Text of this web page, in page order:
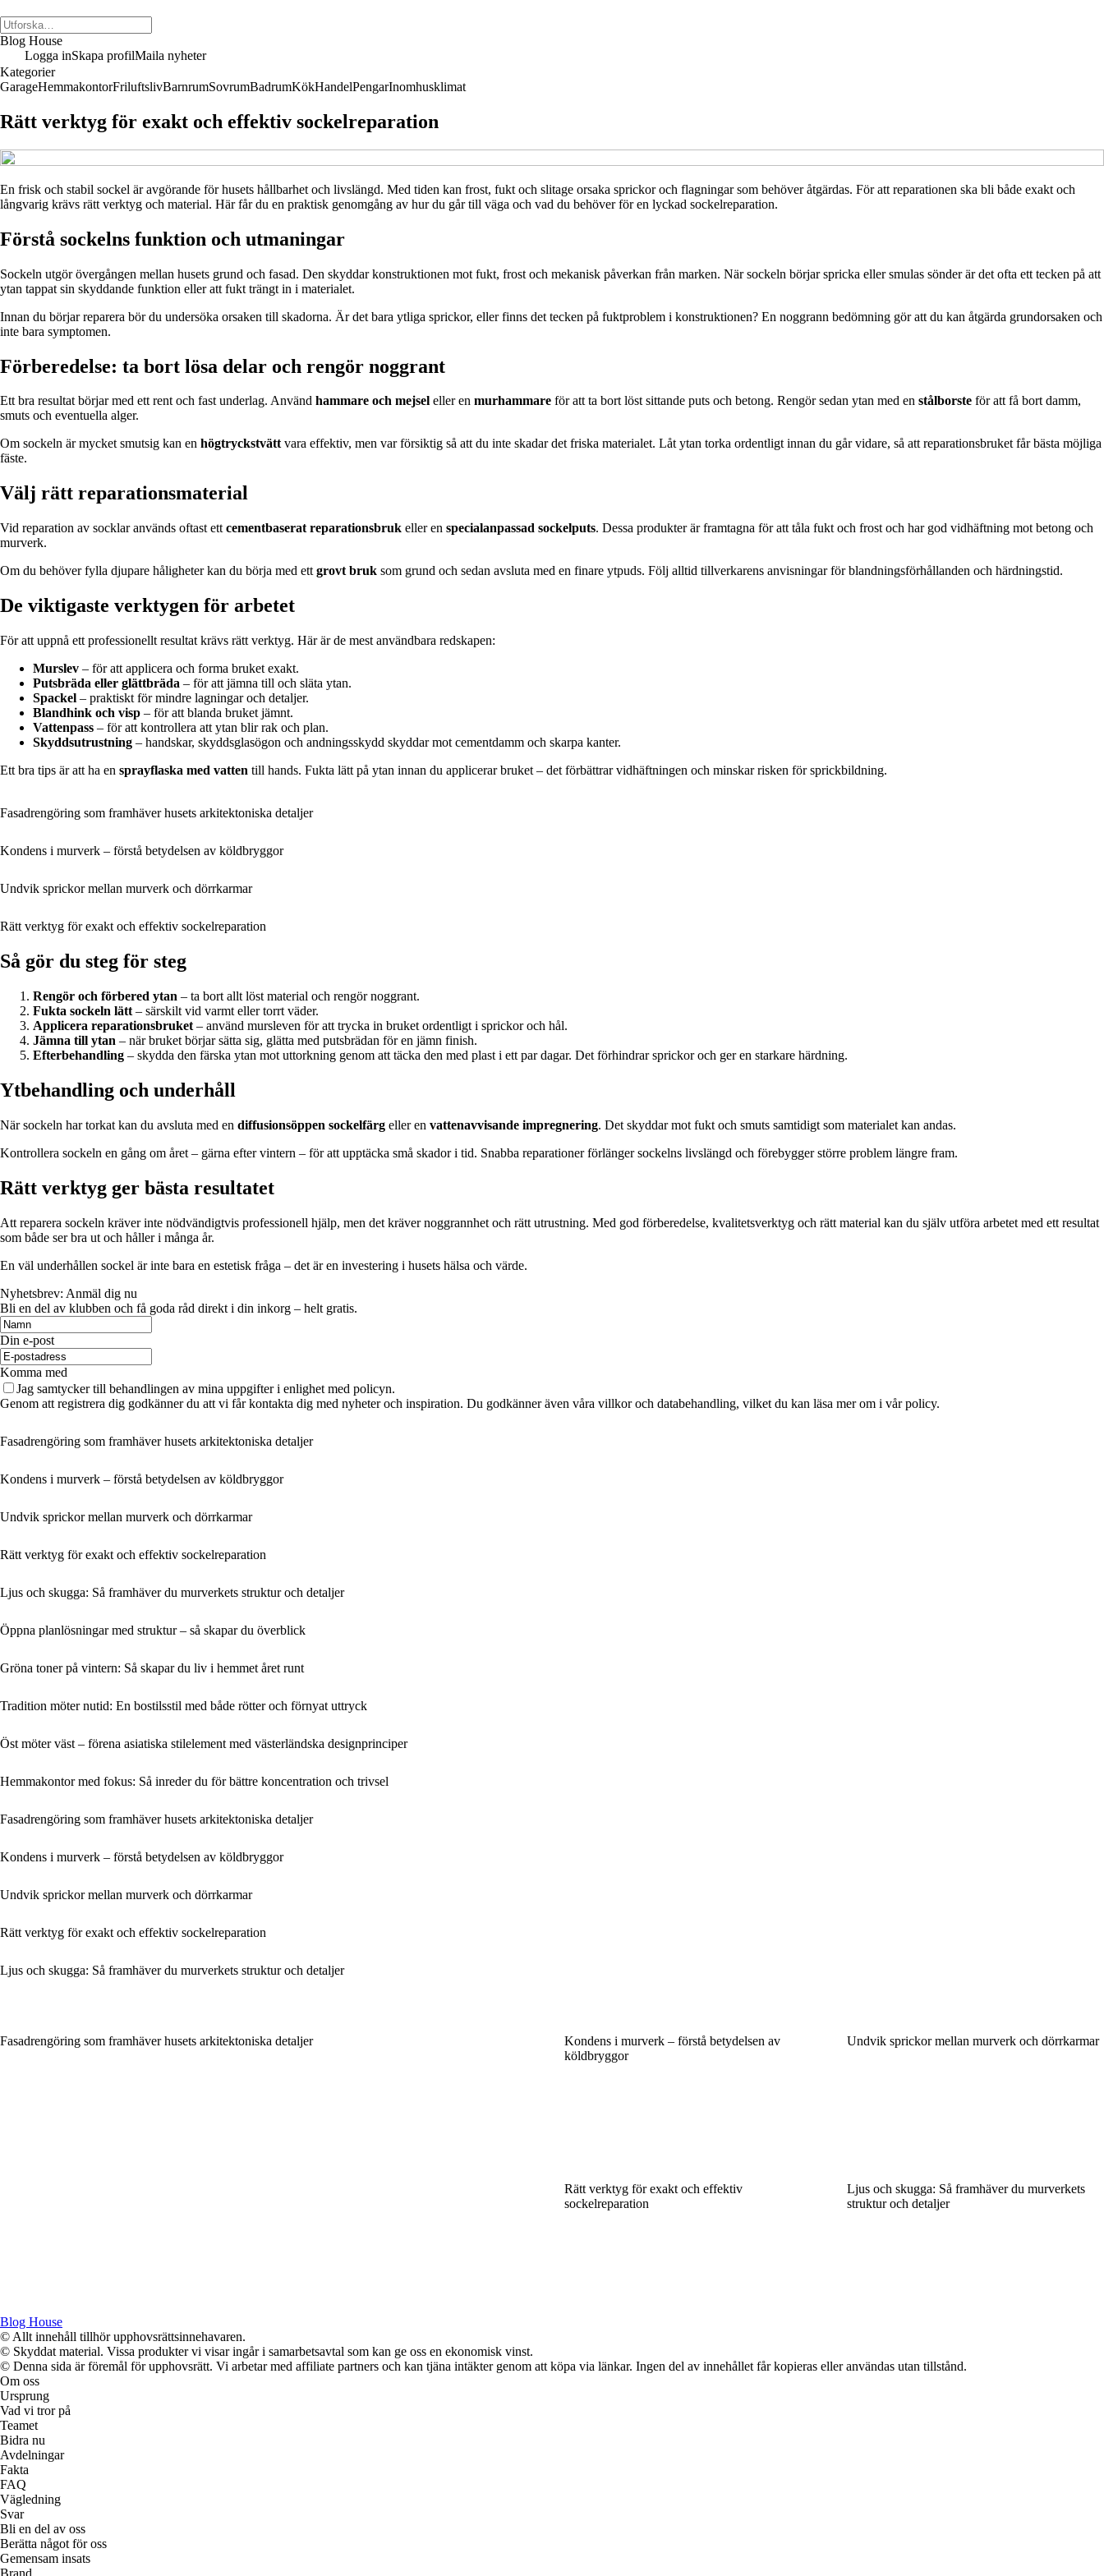
Blog House
Logga inSkapa profilMaila nyheter
Kategorier
GarageHemmakontorFriluftslivBarnrumSovrumBadrumKökHandelPengarInomhusklimat
Rätt verktyg för exakt och effektiv sockelreparation
En frisk och stabil sockel är avgörande för husets hållbarhet och livslängd. Med tiden kan frost, fukt och slitage orsaka sprickor och flagningar som behöver åtgärdas. För att reparationen ska bli både exakt och
långvarig krävs rätt verktyg och material. Här får du en praktisk genomgång av hur du går till väga och vad du behöver för en lyckad sockelreparation.
Förstå sockelns funktion och utmaningar
Sockeln utgör övergången mellan husets grund och fasad. Den skyddar konstruktionen mot fukt, frost och mekanisk påverkan från marken. När sockeln börjar spricka eller smulas sönder är det ofta ett tecken på att
ytan tappat sin skyddande funktion eller att fukt trängt in i materialet.
Innan du börjar reparera bör du undersöka orsaken till skadorna. Är det bara ytliga sprickor, eller finns det tecken på fuktproblem i konstruktionen? En noggrann bedömning gör att du kan åtgärda grundorsaken och
inte bara symptomen.
Förberedelse: ta bort lösa delar och rengör noggrant
Ett bra resultat börjar med ett rent och fast underlag. Använd hammare och mejsel eller en murhammare för att ta bort löst sittande puts och betong. Rengör sedan ytan med en stålborste för att få bort damm,
smuts och eventuella alger.
Om sockeln är mycket smutsig kan en högtryckstvättvara effektiv, men var försiktig så att du inte skadar det friska materialet. Låt ytan torka ordentligt innan du går vidare, så att reparationsbruket får bästa möjliga
fäste.
Välj rätt reparationsmaterial
Vid reparation av socklar används oftast ett cementbaserat reparationsbruk eller en specialanpassad sockelputs. Dessa produkter är framtagna för att tåla fukt och frost och har god vidhäftning mot betong och
murverk.
Om du behöver fylla djupare håligheter kan du börja med ett grovt bruk som grund och sedan avsluta med en finare ytpuds. Följ alltid tillverkarens anvisningar för blandningsförhållanden och härdningstid.
De viktigaste verktygen för arbetet
För att uppnå ett professionellt resultat krävs rätt verktyg. Här är de mest användbara redskapen:
Murslev – för att applicera och forma bruket exakt.
Putsbräda eller glättbräda – för att jämna till och släta ytan.
Spackel – praktiskt för mindre lagningar och detaljer.
Blandhink och visp – för att blanda bruket jämnt.
Vattenpass – för att kontrollera att ytan blir rak och plan.
Skyddsutrustning – handskar, skyddsglasögon och andningsskydd skyddar mot cementdamm och skarpa kanter.
Ett bra tips är att ha en sprayflaska med vatten till hands. Fukta lätt på ytan innan du applicerar bruket – det förbättrar vidhäftningen och minskar risken för sprickbildning.
Fasadrengöring som framhäver husets arkitektoniska detaljer
Kondens i murverk – förstå betydelsen av köldbryggor
Undvik sprickor mellan murverk och dörrkarmar
Rätt verktyg för exakt och effektiv sockelreparation
Så gör du steg för steg
Rengör och förbered ytan – ta bort allt löst material och rengör noggrant.
Fukta sockeln lätt – särskilt vid varmt eller torrt väder.
Applicera reparationsbruket – använd mursleven för att trycka in bruket ordentligt i sprickor och hål.
Jämna till ytan – när bruket börjar sätta sig, glätta med putsbrädan för en jämn finish.
Efterbehandling – skydda den färska ytan mot uttorkning genom att täcka den med plast i ett par dagar. Det förhindrar sprickor och ger en starkare härdning.
Ytbehandling och underhåll
När sockeln har torkat kan du avsluta med en diffusionsöppen sockelfärg eller en vattenavvisande impregnering. Det skyddar mot fukt och smuts samtidigt som materialet kan andas.
Kontrollera sockeln en gång om året – gärna efter vintern – för att upptäcka små skador i tid. Snabba reparationer förlänger sockelns livslängd och förebygger större problem längre fram.
Rätt verktyg ger bästa resultatet
Att reparera sockeln kräver inte nödvändigtvis professionell hjälp, men det kräver noggrannhet och rätt utrustning. Med god förberedelse, kvalitetsverktyg och rätt material kan du själv utföra arbetet med ett resultat
som både ser bra ut och håller i många år.
En väl underhållen sockel är inte bara en estetisk fråga – det är en investering i husets hälsa och värde.
Nyhetsbrev: Anmäl dig nu
Bli en del av klubben och få goda råd direkt i din inkorg – helt gratis.
Din e-post
Komma med
Jag samtycker till behandlingen av mina uppgifter i enlighet med policyn.
Genom att registrera dig godkänner du att vi får kontakta dig med nyheter och inspiration. Du godkänner även våra villkor och databehandling, vilket du kan läsa mer om i vår policy.
Fasadrengöring som framhäver husets arkitektoniska detaljer
Kondens i murverk – förstå betydelsen av köldbryggor
Undvik sprickor mellan murverk och dörrkarmar
Rätt verktyg för exakt och effektiv sockelreparation
Ljus och skugga: Så framhäver du murverkets struktur och detaljer
Öppna planlösningar med struktur – så skapar du överblick
Gröna toner på vintern: Så skapar du liv i hemmet året runt
Tradition möter nutid: En bostilsstil med både rötter och förnyat uttryck
Öst möter väst – förena asiatiska stilelement med västerländska designprinciper
Hemmakontor med fokus: Så inreder du för bättre koncentration och trivsel
Fasadrengöring som framhäver husets arkitektoniska detaljer
Kondens i murverk – förstå betydelsen av köldbryggor
Undvik sprickor mellan murverk och dörrkarmar
Rätt verktyg för exakt och effektiv sockelreparation
Ljus och skugga: Så framhäver du murverkets struktur och detaljer
Fasadrengöring som framhäver husets arkitektoniska detaljer
Kondens i murverk – förstå betydelsen av
köldbryggor
Undvik sprickor mellan murverk och dörrkarmar
Rätt verktyg för exakt och effektiv
sockelreparation
Ljus och skugga: Så framhäver du murverkets
struktur och detaljer
Blog House
© Allt innehåll tillhör upphovsrättsinnehavaren.
© Skyddat material. Vissa produkter vi visar ingår i samarbetsavtal som kan ge oss en ekonomisk vinst.
© Denna sida är föremål för upphovsrätt. Vi arbetar med affiliate partners och kan tjäna intäkter genom att köpa via länkar. Ingen del av innehållet får kopieras eller användas utan tillstånd.
Om oss
Ursprung
Vad vi tror på
Teamet
Bidra nu
Avdelningar
Fakta
FAQ
Vägledning
Svar
Bli en del av oss
Berätta något för oss
Gemensam insats
Brand